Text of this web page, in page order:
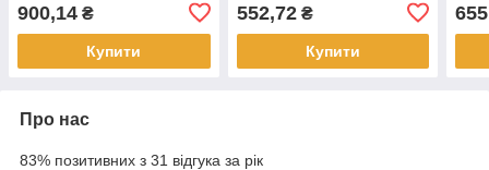
900,14 ₴
Купити
552,72₴
Купити
Про нас
83% позитивних з 31 відгука за рік